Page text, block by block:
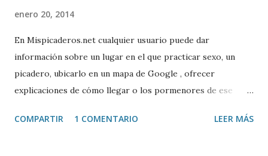
enero 20, 2014
En Mispicaderos.net cualquier usuario puede dar
información sobre un lugar en el que practicar sexo, un
picadero, ubicarlo en un mapa de Google , ofrecer
explicaciones de cómo llegar o los pormenores de ese
el creador de este portal. Descargar mp3
COMPARTIR 1 COMENTARIO LEER MÁS